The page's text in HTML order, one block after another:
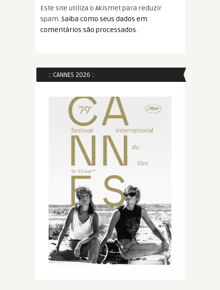
Este site utiliza o Akismet para reduzir
spam. Saiba como seus dados em
comentários são processados.
:: CANNES 2026 ::